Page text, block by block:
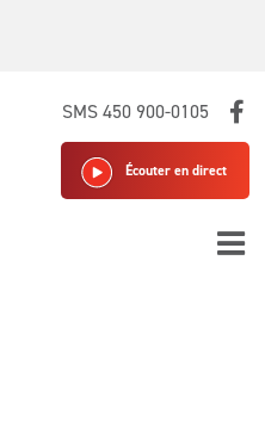
SMS 450 900-0105
Écouter en direct